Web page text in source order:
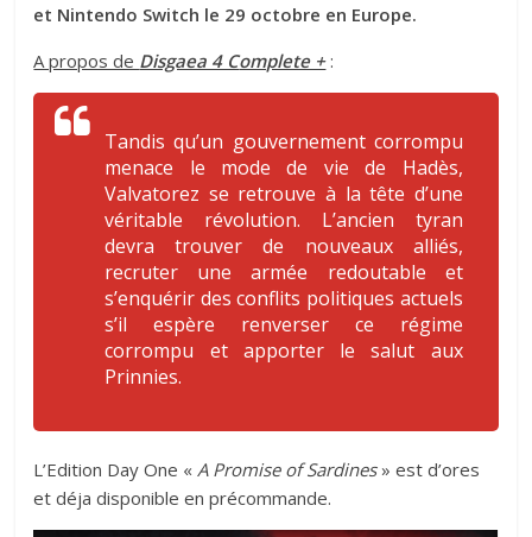
et Nintendo Switch le 29 octobre en Europe.
A propos de Disgaea 4 Complete +:
Tandis qu’un gouvernement corrompu
menace le mode de vie de Hadès,
Valvatorez se retrouve à la tête d’une
véritable révolution. L’ancien tyran
devra trouver de nouveaux alliés,
recruter une armée redoutable et
s’enquérir des conflits politiques actuels
s’il espère renverser ce régime
corrompu et apporter le salut aux
Prinnies.
L’Edition Day One « A Promise of Sardines» est d’ores
et déja disponible en précommande.